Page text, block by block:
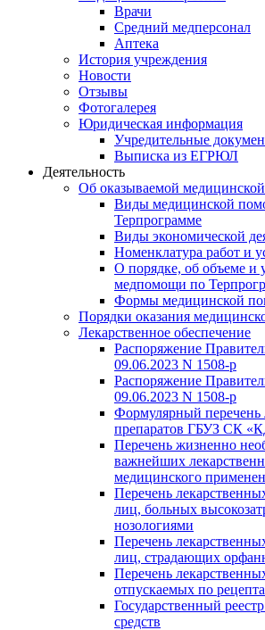
Врачи
Средний медперсонал
Аптека
История учреждения
Новости
Отзывы
Фотогалерея
Юридическая информация
Учредительные
Выписка из ЕГРЮЛ
Деятельность
Об оказываемой
Виды медицинской
Терпрограмме
Виды экономической
Номенклатура работ и
О порядке, об объеме и
медпомощи по
Формы медицинской
Порядки оказания
Лекарственное обеспечение
Распоряжение
09.06.2023 N 1508-р
Распоряжение
09.06.2023 N 1508-р
Формулярный перечень
препаратов ГБУЗ СК
Перечень жизненно
важнейших
медицинского
Перечень
лиц, больных
нозологиями
Перечень
лиц, страдающих
Перечень
отпускаемых по
Государственный
средств